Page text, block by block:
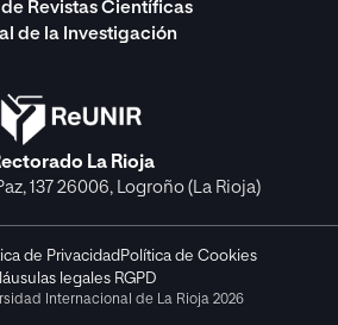
de Revistas Científicas
de la Investigación
La Rioja
137 26006, Logroño (La Rioja)
de Privacidad Política de Cookies
legales RGPD
Internacional de La Rioja 2026